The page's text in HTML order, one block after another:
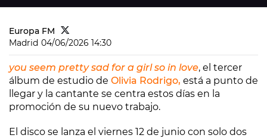
Europa FM
Madrid 04/06/2026 14:30
you seem pretty sad for a girl so in love, el tercer
álbum de estudio de Olivia Rodrigo, está a punto de
llegar y la cantante se centra estos días en la
promoción de su nuevo trabajo.
El disco se lanza el viernes 12 de junio con solo dos